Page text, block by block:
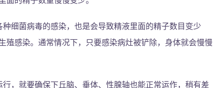
细菌病毒的感染，也是会导致精液里面的精子数目变少
殖感染。通常情况下，只要感染病灶被铲除，身体就会慢慢
，就要确保下丘脑、垂体、性腺轴也能正常运作，稍有差